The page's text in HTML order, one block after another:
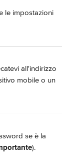
le impostazioni
all'indirizzo
mobile o un
se è la
).